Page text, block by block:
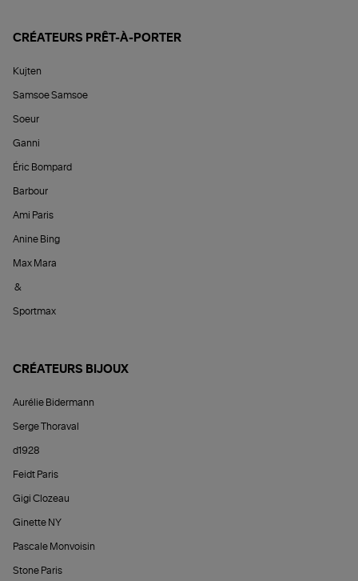
CRÉATEURS PRÊT-À-PORTER
Kujten
Samsoe Samsoe
Soeur
Ganni
Éric Bompard
Barbour
Ami Paris
Anine Bing
Max Mara
&
Sportmax
CRÉATEURS BIJOUX
Aurélie Bidermann
Serge Thoraval
d1928
Feidt Paris
Gigi Clozeau
Ginette NY
Pascale Monvoisin
Stone Paris